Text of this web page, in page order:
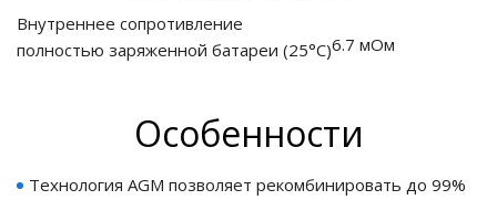
Внутреннее сопротивление
полностью заряженной батареи (25°С)6.7 мОм
Особенности
Технология AGM позволяет рекомбинировать до 99%